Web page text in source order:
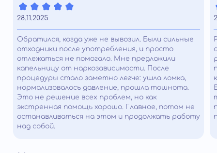
28.11.2025
Обратился, когда уже не вывозил. Были сильные
отходники после употребления, и просто
отлежаться не помогало. Мне предложили
капельницу от наркозависимости. После
процедуры стало заметно легче: ушла ломка,
нормализовалось давление, прошла тошнота.
Это не решение всех проблем, но как
экстренная помощь хорошо. Главное, потом не
останавливаться на этом и продолжать работу
над собой.